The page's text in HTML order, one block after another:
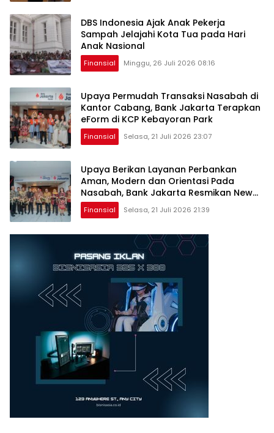
DBS Indonesia Ajak Anak Pekerja
Sampah Jelajahi Kota Tua pada Hari
Anak Nasional
Finansial Minggu, 26 Juli 2026 08:16
Upaya Permudah Transaksi Nasabah di
Kantor Cabang, Bank Jakarta Terapkan
eForm di KCP Kebayoran Park
Finansial Selasa, 21 Juli 2026 23:07
Upaya Berikan Layanan Perbankan
Aman, Modern dan Orientasi Pada
Nasabah, Bank Jakarta Resmikan New
Look Branch KCP Kebayoran Park
Finansial Selasa, 21 Juli 2026 21:39